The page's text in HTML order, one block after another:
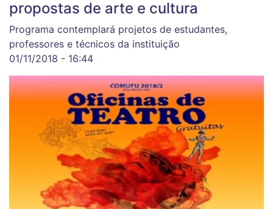
propostas de arte e cultura
Programa contemplará projetos de estudantes,
professores e técnicos da instituição
01/11/2018 - 16:44